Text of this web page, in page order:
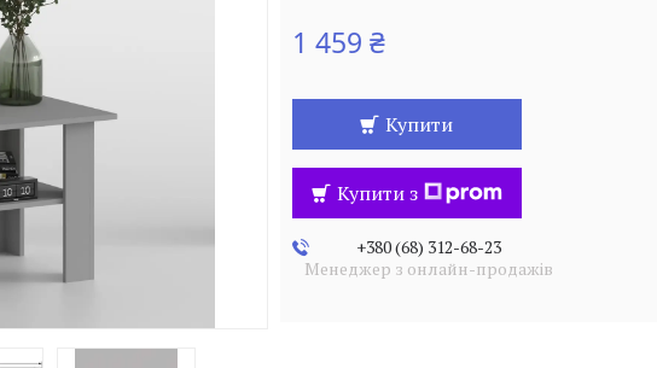
1 459 ₴
Купити
Купити з
+380 (68) 312-68-23
Менеджер з онлайн-продажів